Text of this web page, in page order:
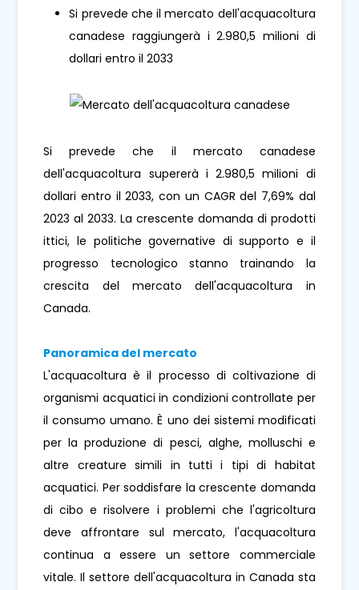
Si prevede che il mercato dell'acquacoltura
canadese raggiungerà i 2.980,5 milioni di
dollari entro il 2033
Si prevede che il mercato canadese
dell'acquacoltura supererà i 2.980,5 milioni di
dollari entro il 2033, con un CAGR del 7,69% dal
2023 al 2033. La crescente domanda di prodotti
ittici, le politiche governative di supporto e il
progresso tecnologico stanno trainando la
crescita del mercato dell'acquacoltura in
Canada.
Panoramica del mercato
L'acquacoltura è il processo di coltivazione di
organismi acquatici in condizioni controllate per
il consumo umano. È uno dei sistemi modificati
per la produzione di pesci, alghe, molluschi e
altre creature simili in tutti i tipi di habitat
acquatici. Per soddisfare la crescente domanda
di cibo e risolvere i problemi che l'agricoltura
deve affrontare sul mercato, l'acquacoltura
continua a essere un settore commerciale
vitale. Il settore dell'acquacoltura in Canada sta